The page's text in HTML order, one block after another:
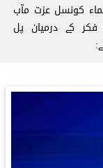
کونسل عزت مآب
کے درمیان پل